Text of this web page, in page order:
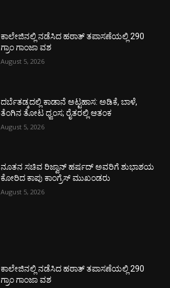
ಕಾಲೇಜಿನಲ್ಲಿ ನಡೆಸಿದ ಹಠಾತ್ ತಪಾಸಣೆಯಲ್ಲಿ 290
ಗ್ರಾಂ ಗಾಂಜಾ ವಶ
August 5, 2026
ದರ್ಬೆತಡ್ಕದಲ್ಲಿ ಕಾಡಾನೆ ಅಟ್ಟಹಾಸ: ಅಡಿಕೆ, ಬಾಳೆ,
ತೆಂಗಿನ ತೋಟ ಧ್ವಂಸ; ರೈತರಲ್ಲಿ ಆತಂಕ
August 5, 2026
ನೂತನ ಸಚಿವ ರಿಜ್ವಾನ್ ಹರ್ಷದ್ ಅವರಿಗೆ ಶುಭಾಶಯ
ಕೋರಿದ ಕಾಪು ಕಾಂಗ್ರೆಸ್ ಮುಖಂಡರು
August 5, 2026
ಕಾಲೇಜಿನಲ್ಲಿ ನಡೆಸಿದ ಹಠಾತ್ ತಪಾಸಣೆಯಲ್ಲಿ 290
ಗ್ರಾಂ ಗಾಂಜಾ ವಶ